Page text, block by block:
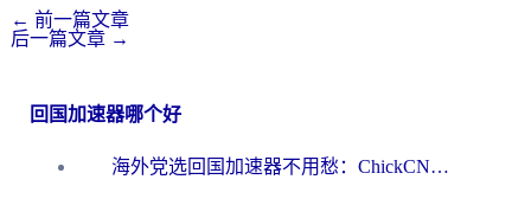
← 前一篇文章
后一篇文章 →
回国加速器哪个好
海外党选回国加速器不用愁：ChickCN和洞见哪个好？一篇搞定所有疑问